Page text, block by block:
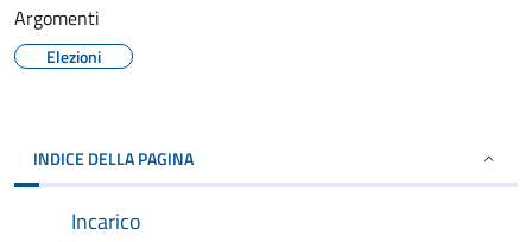
Argomenti
Elezioni
INDICE DELLA PAGINA
Incarico